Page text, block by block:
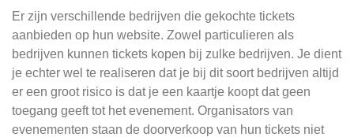
Er zijn verschillende bedrijven die gekochte tickets
aanbieden op hun website. Zowel particulieren als
bedrijven kunnen tickets kopen bij zulke bedrijven. Je dient
je echter wel te realiseren dat je bij dit soort bedrijven altijd
er een groot risico is dat je een kaartje koopt dat geen
toegang geeft tot het evenement. Organisators van
evenementen staan de doorverkoop van hun tickets niet